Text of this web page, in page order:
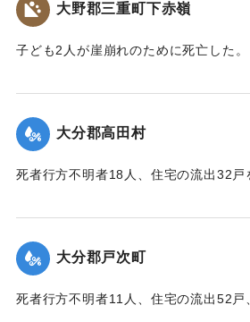
｜固有コード:
大野郡三重町下赤嶺
子ども2人が崖崩れのために死亡した。
｜固有コード:00481045
大分郡高田村
死者行方不明者18人、住宅の流出32戸
1.5メートル）砂利に埋まり、半数の
（9〜12センチ）の泥で覆われ収穫を
全滅した。
【出典：大分合同新聞 1943年9月23日
大分郡戸次町
死者行方不明者11人、住宅の流出52戸